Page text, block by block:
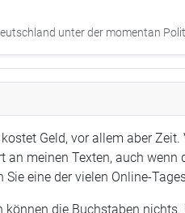
unter der momentan
Geld, vor allem aber
an meinen Texten, auch
Sie eine der vielen Online-
die Buchstaben